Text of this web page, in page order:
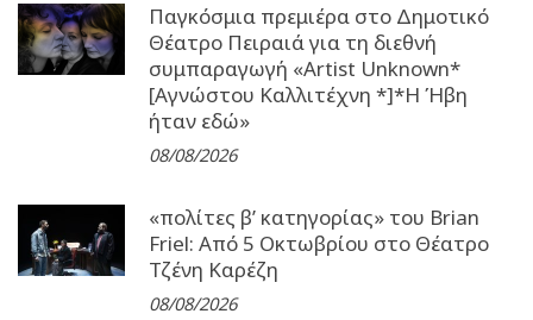
Παγκόσμια πρεμιέρα στο Δημοτικό
Θέατρο Πειραιά για τη διεθνή
συμπαραγωγή «Artist Unknown*
[Αγνώστου Καλλιτέχνη *]*Η Ήβη
ήταν εδώ»
08/08/2026
«πολίτες β’ κατηγορίας» του Brian
Friel: Από 5 Οκτωβρίου στο Θέατρο
Τζένη Καρέζη
08/08/2026